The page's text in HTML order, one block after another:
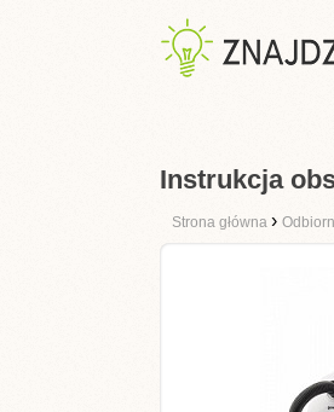
Instrukcja
Strona główna ›